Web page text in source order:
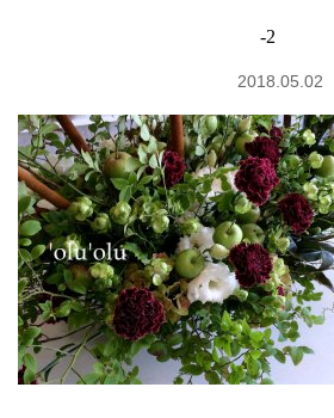
-2
2018.05.02